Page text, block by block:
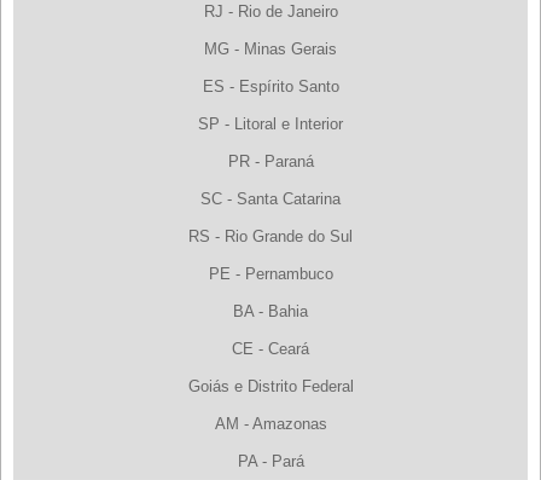
RJ - Rio de Janeiro
MG - Minas Gerais
ES - Espírito Santo
SP - Litoral e Interior
PR - Paraná
SC - Santa Catarina
RS - Rio Grande do Sul
PE - Pernambuco
BA - Bahia
CE - Ceará
Goiás e Distrito Federal
AM - Amazonas
PA - Pará